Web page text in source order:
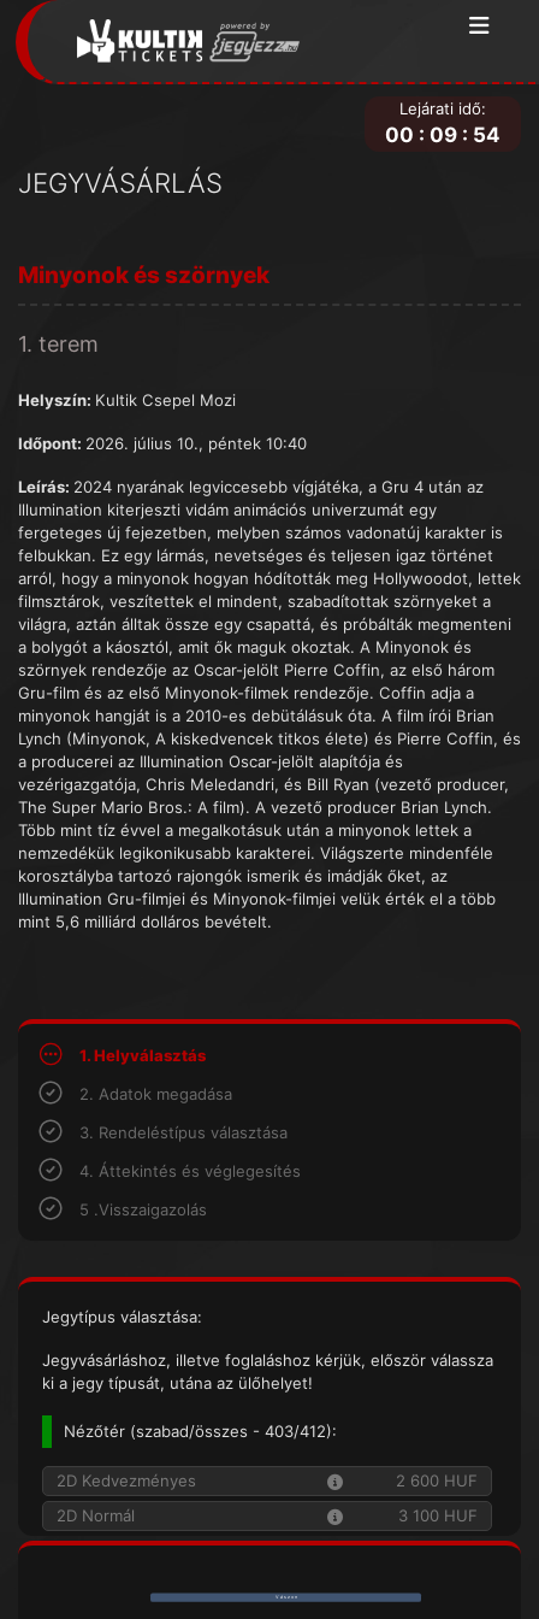
JEGYVÁSÁRLÁS
Lejárati idő:
00 : 09 : 54
Minyonok és szörnyek
1. terem
Helyszín: Kultik Csepel Mozi
Időpont: 2026. július 10., péntek 10:40
Leírás: 2024 nyarának legviccesebb vígjátéka, a Gru 4 után az
Illumination kiterjeszti vidám animációs univerzumát egy
fergeteges új fejezetben, melyben számos vadonatúj karakter is
felbukkan. Ez egy lármás, nevetséges és teljesen igaz történet
arról, hogy a minyonok hogyan hódították meg Hollywoodot, lettek
filmsztárok, veszítettek el mindent, szabadítottak szörnyeket a
világra, aztán álltak össze egy csapattá, és próbálták megmenteni
a bolygót a káosztól, amit ők maguk okoztak. A Minyonok és
szörnyek rendezője az Oscar-jelölt Pierre Coffin, az első három
Gru-film és az első Minyonok-filmek rendezője. Coffin adja a
minyonok hangját is a 2010-es debütálásuk óta. A film írói Brian
Lynch (Minyonok, A kiskedvencek titkos élete) és Pierre Coffin, és
a producerei az Illumination Oscar-jelölt alapítója és
vezérigazgatója, Chris Meledandri, és Bill Ryan (vezető producer,
The Super Mario Bros.: A film). A vezető producer Brian Lynch.
Több mint tíz évvel a megalkotásuk után a minyonok lettek a
nemzedékük legikonikusabb karakterei. Világszerte mindenféle
korosztályba tartozó rajongók ismerik és imádják őket, az
Illumination Gru-filmjei és Minyonok-filmjei velük érték el a több
mint 5,6 milliárd dolláros bevételt.
1. Helyválasztás
2. Adatok megadása
3. Rendeléstípus választása
4. Áttekintés és véglegesítés
5 .Visszaigazolás
Jegytípus választása:
Jegyvásárláshoz, illetve foglaláshoz kérjük, először válassza
ki a jegy típusát, utána az ülőhelyet!
Nézőtér (szabad/összes - 403/412):
2D Kedvezményes
2 600 HUF
2D Normál
3 100 HUF
V á s z o n